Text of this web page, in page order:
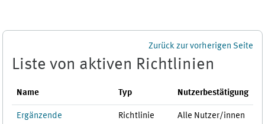
Zurück zur vorherigen Seite
Liste von aktiven Richtlinien
Name Typ Nutzerbestätigung
Ergänzende
Richtlinie
Alle Nutzer/innen